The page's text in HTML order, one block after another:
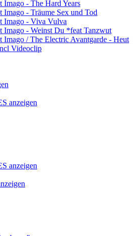
Imago - The Hard Years
Imago - Träume Sex und Tod
Imago - Viva Vulva
Imago - Weinst Du *feat Tanzwut
Imago / The Electric Avantgarde - Heut
Videoclip
anzeigen
anzeigen